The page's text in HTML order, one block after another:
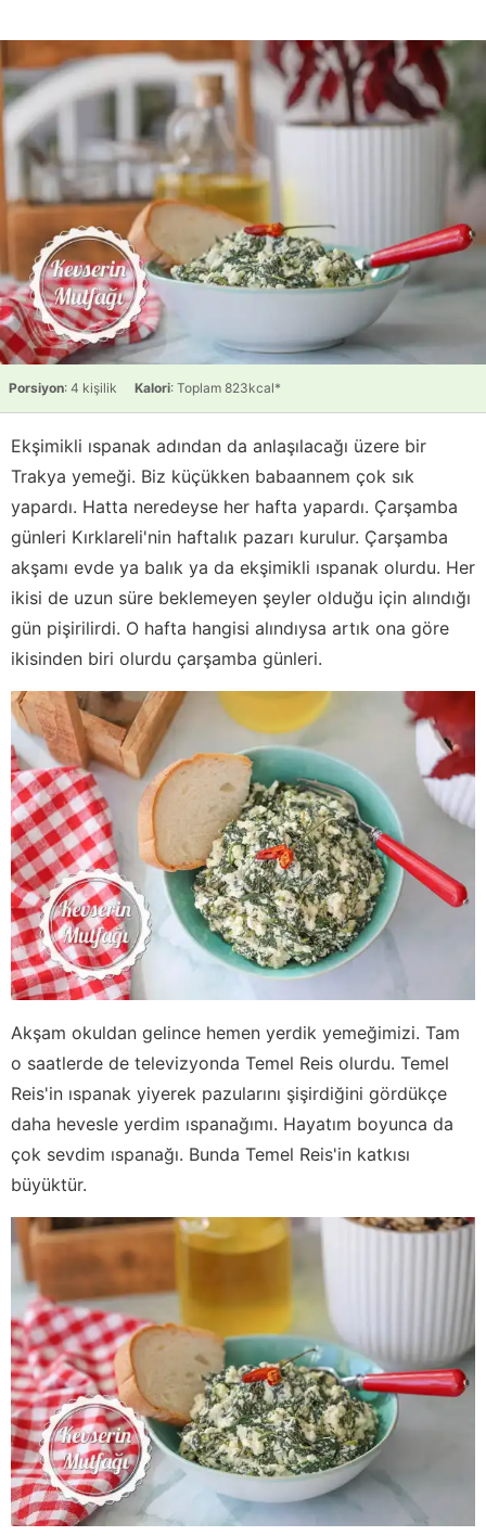
Porsiyon: 4 kişilik Kalori: Toplam 823kcal*
Ekşimikli ıspanak adından da anlaşılacağı üzere bir
Trakya yemeği. Biz küçükken babaannem çok sık
yapardı. Hatta neredeyse her hafta yapardı. Çarşamba
günleri Kırklareli'nin haftalık pazarı kurulur. Çarşamba
akşamı evde ya balık ya da ekşimikli ıspanak olurdu. Her
ikisi de uzun süre beklemeyen şeyler olduğu için alındığı
gün pişirilirdi. O hafta hangisi alındıysa artık ona göre
ikisinden biri olurdu çarşamba günleri.
Akşam okuldan gelince hemen yerdik yemeğimizi. Tam
o saatlerde de televizyonda Temel Reis olurdu. Temel
Reis'in ıspanak yiyerek pazularını şişirdiğini gördükçe
daha hevesle yerdim ıspanağımı. Hayatım boyunca da
çok sevdim ıspanağı. Bunda Temel Reis'in katkısı
büyüktür.